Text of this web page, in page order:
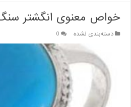
خواص معنوی انگشتر سنگ
دسته‌بندی نشده 0